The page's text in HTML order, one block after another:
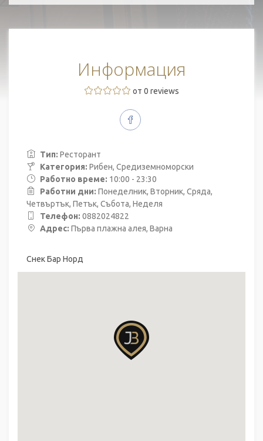
Информация
от 0 reviews
Тип: Ресторант
Категория: Рибен, Средиземноморски
Работно време: 10:00 - 23:30
Работни дни: Понеделник, Вторник, Сряда,
Четвъртък, Петък, Събота, Неделя
Телефон: 0882024822
Адрес: Първа плажна алея, Варна
Снек Бар Норд